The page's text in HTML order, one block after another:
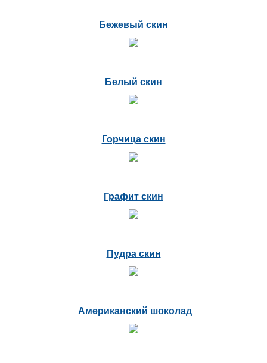
Бежевый скин
Белый скин
Горчица скин
Графит скин
Пудра скин
Американский шоколад